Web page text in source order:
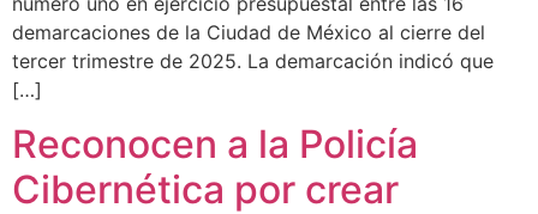
demarcaciones de la Ciudad de México al cierre del
tercer trimestre de 2025. La demarcación indicó que
[…]
Reconocen a la Policía
Cibernética por crear